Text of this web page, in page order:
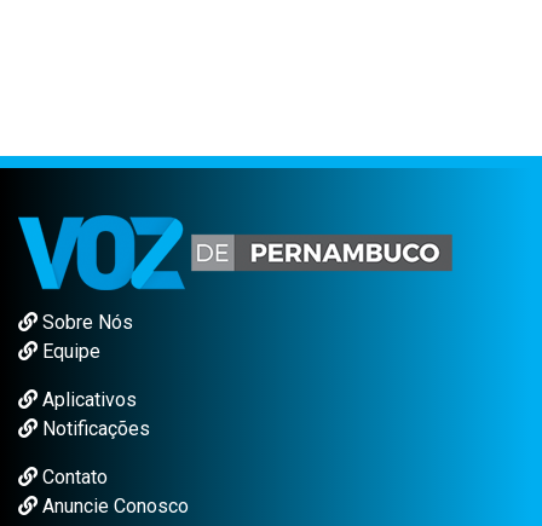
Sobre Nós
Equipe
Aplicativos
Notificações
Contato
Anuncie Conosco